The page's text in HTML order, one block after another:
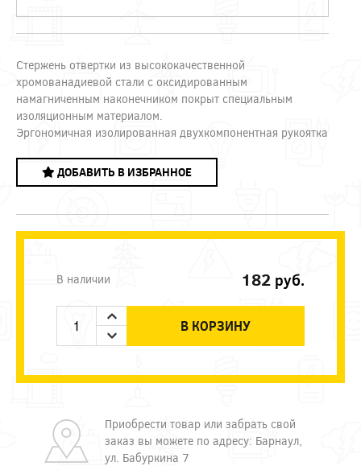
Стержень отвертки из высококачественной
хромованадиевой стали с оксидированным
намагниченным наконечником покрыт специальным
изоляционным материалом.
Эргономичная изолированная двухкомпонентная рукоятка
ДОБАВИТЬ В ИЗБРАННОЕ
В наличии 182 руб.
В КОРЗИНУ
Приобрести товар или забрать свой
заказ вы можете по адресу: Барнаул,
ул. Бабуркина 7